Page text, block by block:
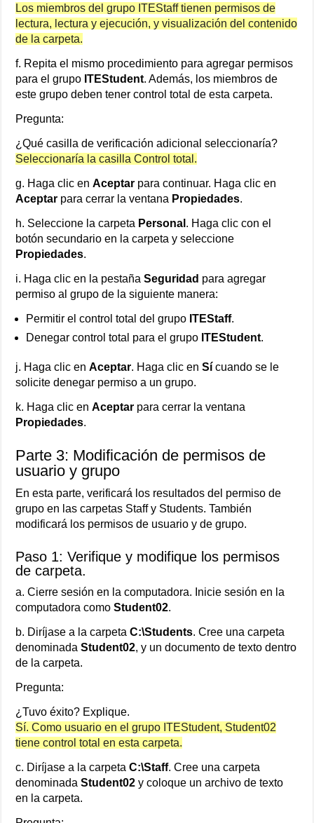
Los miembros del grupo ITEStaff tienen permisos de
lectura, lectura y ejecución, y visualización del contenido
de la carpeta.
f. Repita el mismo procedimiento para agregar permisos
para el grupo ITEStudent. Además, los miembros de
este grupo deben tener control total de esta carpeta.
Pregunta:
¿Qué casilla de verificación adicional seleccionaría?
Seleccionaría la casilla Control total.
g. Haga clic enAceptar para continuar. Haga clic en
Aceptar para cerrar la ventana Propiedades.
h. Seleccione la carpeta Personal . Haga clic con el
botón secundario en la carpeta y seleccione
Propiedades.
i. Haga clic en la pestañaSeguridad para agregar
permiso al grupo de la siguiente manera:
Permitir el control total del grupo ITEStaff.
Denegar control total para el grupo ITEStudent.
j. Haga clic enAceptar. Haga clic enSí cuando se le
solicite denegar permiso a un grupo.
k. Haga clic enAceptar para cerrar la ventana
Propiedades.
Parte 3: Modificación de permisos de
usuario y grupo
En esta parte, verificará los resultados del permiso de
grupo en las carpetas Staff y Students. También
modificará los permisos de usuario y de grupo.
Paso 1: Verifique y modifique los permisos
de carpeta.
a. Cierre sesión en la computadora. Inicie sesión en la
computadora comoStudent02.
b. Diríjase a la carpetaC:\Students. Cree una carpeta
denominadaStudent02, y un documento de texto dentro
de la carpeta.
Pregunta:
¿Tuvo éxito? Explique.
Sí. Como usuario en el grupo ITEStudent, Student02
tiene control total en esta carpeta.
c. Diríjase a la carpetaC:\Staff. Cree una carpeta
denominadaStudent02 y coloque un archivo de texto
en la carpeta.